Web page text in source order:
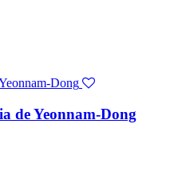
de Yeonnam-Dong